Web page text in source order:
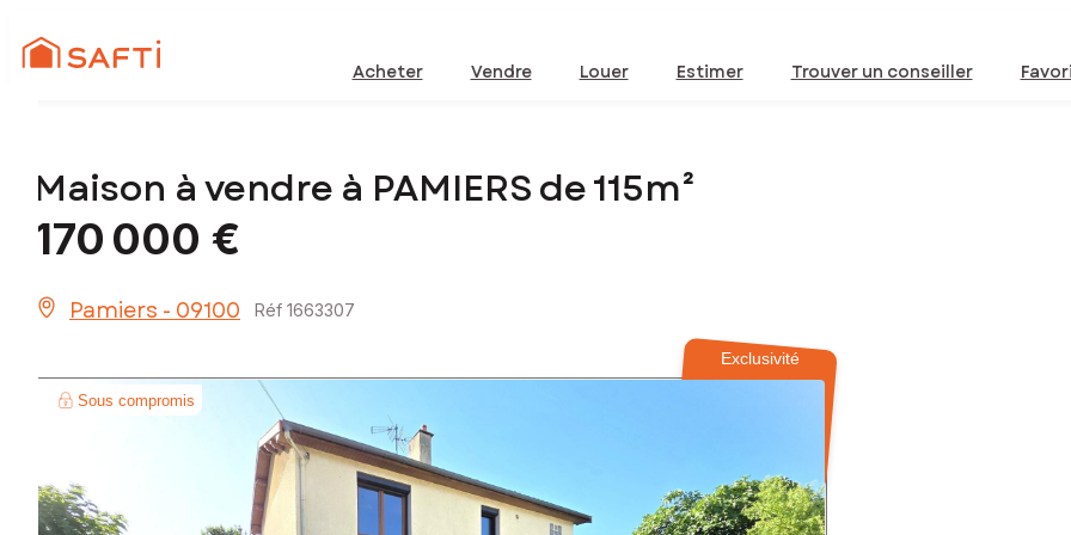
Acheter Vendre Louer Estimer Trouver un conseiller
Maison à vendre à PAMIERS de 115m²
170 000 €
Pamiers - 09100 Réf 1663307
Exclusivité
Sous compromis